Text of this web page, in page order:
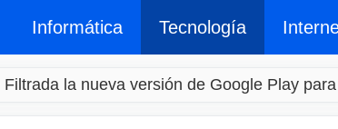
Informática Tecnología
Filtrada la nueva versión de Google Play